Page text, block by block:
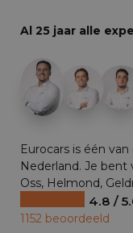
Al 25 jaar alle
Eurocars is één
Nederland. Je
Oss, Helmond,
4.8 /
1152 beoordeeld